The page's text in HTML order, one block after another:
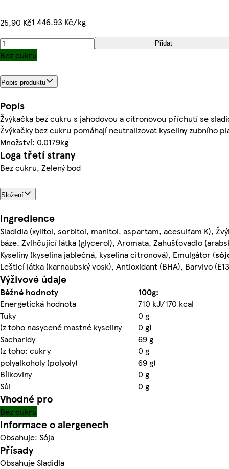
25,90 Kč1 446,93 Kč/kg
Přidat
Bez cukru
Popis produktu
Popis
Žvýkačka bez cukru s jahodovou a citronovou příchutí se
Žvýkačky bez cukru pomáhají neutralizovat kyseliny zubního
Množství: 0.0179kg
Loga třetí strany
Bez cukru, Zelený bod
Složení
Ingredience
Sladidla (xylitol, sorbitol, manitol, aspartam, acesulfam K),
báze, Zvlhčující látka (glycerol), Aromata, Zahušťovadlo
Kyseliny (kyselina jablečná, kyselina citronová), Emulgátor (
Lešticí látka (karnaubský vosk), Antioxidant (BHA), Barvivo
Výživové údaje
Běžné hodnoty
100g:
Energetická hodnota
710 kJ/170 kcal
Tuky
0 g
(z toho nasycené mastné kyseliny
0 g)
Sacharidy
69 g
(z toho: cukry
0 g
polyalkoholy (polyoly)
69 g)
Bílkoviny
0 g
Sůl
0 g
Vhodné pro
Bez cukru
Informace o alergenech
Obsahuje: Sója
Přísady
Obsahuje Sladidla